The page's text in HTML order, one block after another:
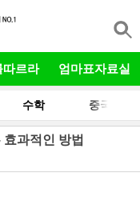
따르라 엄마표자료실
수학 중국어
과적인 방법